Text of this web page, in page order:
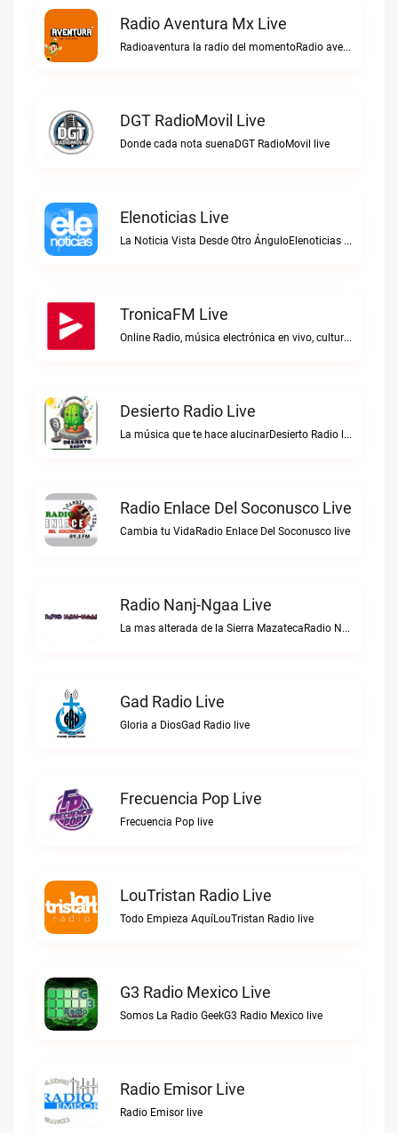
Radio Aventura Mx Live
Radioaventura la radio del momentoRadio aventura mx live
DGT RadioMovil Live
Donde cada nota suenaDGT RadioMovil live
Elenoticias Live
La Noticia Vista Desde Otro ÁnguloElenoticias live
TronicaFM Live
Online Radio, música electrónica en vivo, cultura electrónica, Top 10 semanal, videos, descargasTronicaFM live
Desierto Radio Live
La música que te hace alucinarDesierto Radio live
Radio Enlace Del Soconusco Live
Cambia tu VidaRadio Enlace Del Soconusco live
Radio Nanj-Ngaa Live
La mas alterada de la Sierra MazatecaRadio Nanj-Ngaa live
Gad Radio Live
Gloria a DiosGad Radio live
Frecuencia Pop Live
Frecuencia Pop live
LouTristan Radio Live
Todo Empieza AquíLouTristan Radio live
G3 Radio Mexico Live
Somos La Radio GeekG3 Radio Mexico live
Radio Emisor Live
Radio Emisor live